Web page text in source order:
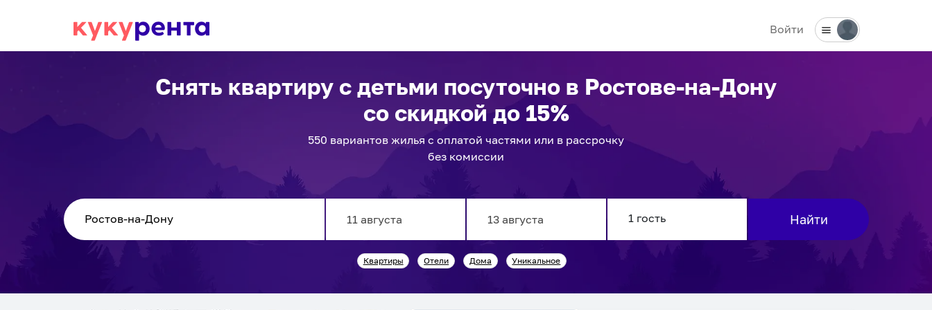
Войти
Снять квартиру с детьми посуточно в Ростове-на-Дону
со скидкой до 15%
550 вариантов жилья с оплатой частями или в рассрочку
без комиссии
forward
interact
backward
interact
Найти
Квартиры Отели Дома Уникальное